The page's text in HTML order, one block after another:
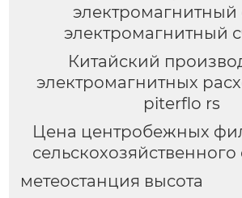
электромагнитный
электромагнитный
Китайский
электромагнитных
piterflo rs
Цена центробежных
метеостанция высота